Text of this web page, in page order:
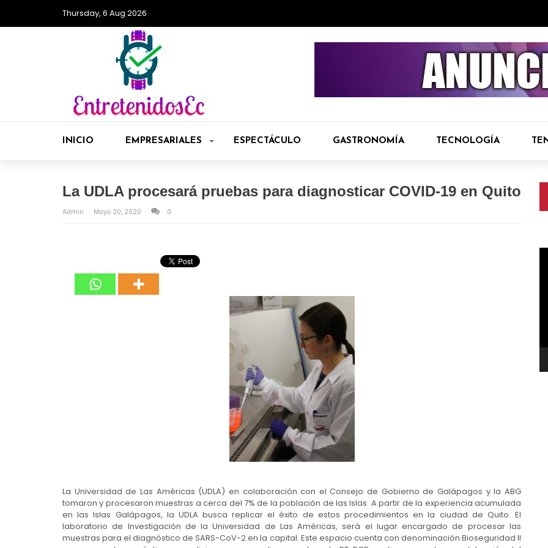
Thursday, 6 Aug 2026
INICIO EMPRESARIALES ESPECTÁCULO GASTRONOMÍA TECNOLOGÍA
La UDLA procesará pruebas para diagnosticar COVID-19 en Quito
Admin Mayo 20, 2020 0
La Universidad de Las Américas (UDLA) en colaboración con el Consejo de Gobierno de Galápagos y la ABG
tomaron y procesaron muestras a cerca del 7% de la población de las Islas. A partir de la experiencia acumulada
en las Islas Galápagos, la UDLA busca replicar el éxito de estos procedimientos en la ciudad de Quito. El
laboratorio de Investigación de la Universidad de Las Américas, será el lugar encargado de procesar las
muestras para el diagnóstico de SARS-CoV-2 en la capital. Este espacio cuenta con denominación Bioseguridad II